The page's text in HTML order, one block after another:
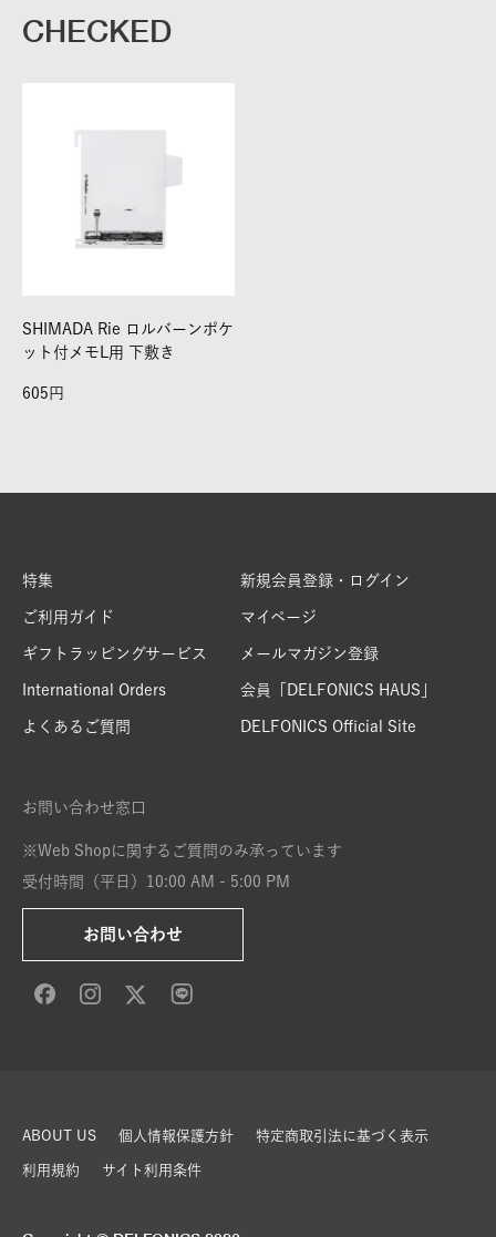
CHECKED
SHIMADA Rie ロルバーンポケ
ット付メモL用 下敷き
605
特集
ご利用ガイド
ギフトラッピングサービス
International Orders
よくあるご質問
新規会員登録・ログイン
マイページ
メールマガジン登録
会員「DELFONICS HAUS」
DELFONICS Official Site
お問い合わせ窓口
※Web Shopに関するご質問のみ承っています
受付時間（平日）10:00 AM - 5:00 PM
お問い合わせ
ABOUT US 個人情報保護方針 特定商取引法に基づく表示
利用規約 サイト利用条件